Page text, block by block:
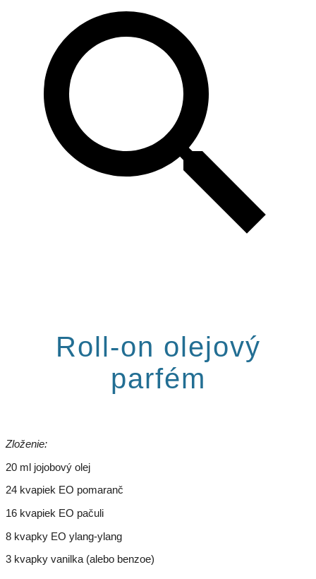
Roll-on olejový
parfém
Zloženie:
20 ml jojobový olej
24 kvapiek EO pomaranč
16 kvapiek EO pačuli
8 kvapky EO ylang-ylang
3 kvapky vanilka (alebo benzoe)